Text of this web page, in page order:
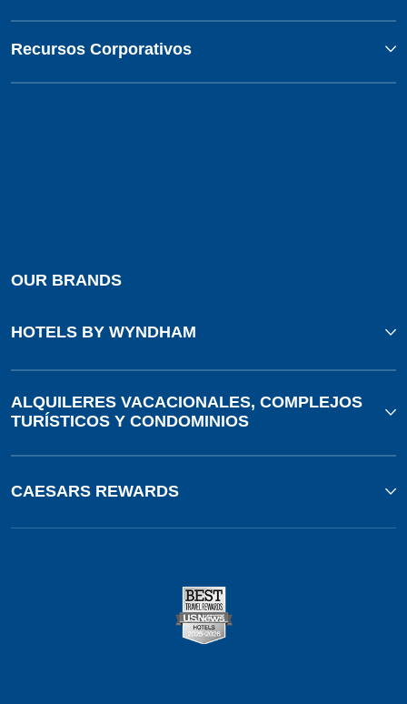
Recursos Corporativos
OUR BRANDS
HOTELS BY WYNDHAM
ALQUILERES VACACIONALES, COMPLEJOS
TURÍSTICOS Y CONDOMINIOS
CAESARS REWARDS